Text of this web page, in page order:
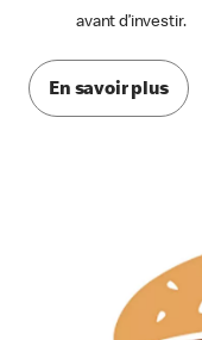
avant d’investir.
En savoir plus